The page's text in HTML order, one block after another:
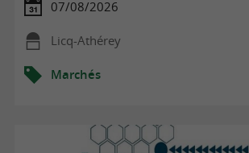
07/08/2026
Licq-Athérey
Marchés